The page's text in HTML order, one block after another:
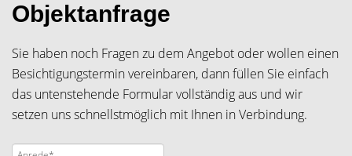
Objektanfrage
Sie haben noch Fragen zu dem Angebot oder wollen einen
Besichtigungstermin vereinbaren, dann füllen Sie einfach
das untenstehende Formular vollständig aus und wir
setzen uns schnellstmöglich mit Ihnen in Verbindung.